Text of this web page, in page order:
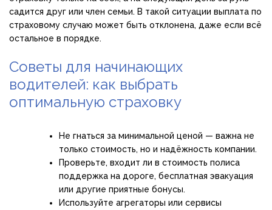
садится друг или член семьи. В такой ситуации выплата по
страховому случаю может быть отклонена, даже если всё
остальное в порядке.
Советы для начинающих
водителей: как выбрать
оптимальную страховку
Не гнаться за минимальной ценой — важна не
только стоимость, но и надёжность компании.
Проверьте, входит ли в стоимость полиса
поддержка на дороге, бесплатная эвакуация
или другие приятные бонусы.
Используйте агрегаторы или сервисы